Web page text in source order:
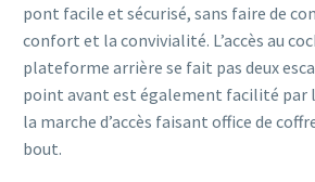
pont facile et sécurisé, sans faire de
confort et la convivialité. L’accès au
plateforme arrière se fait pas deux
point avant est également facilité par
la marche d’accès faisant office de
bout.